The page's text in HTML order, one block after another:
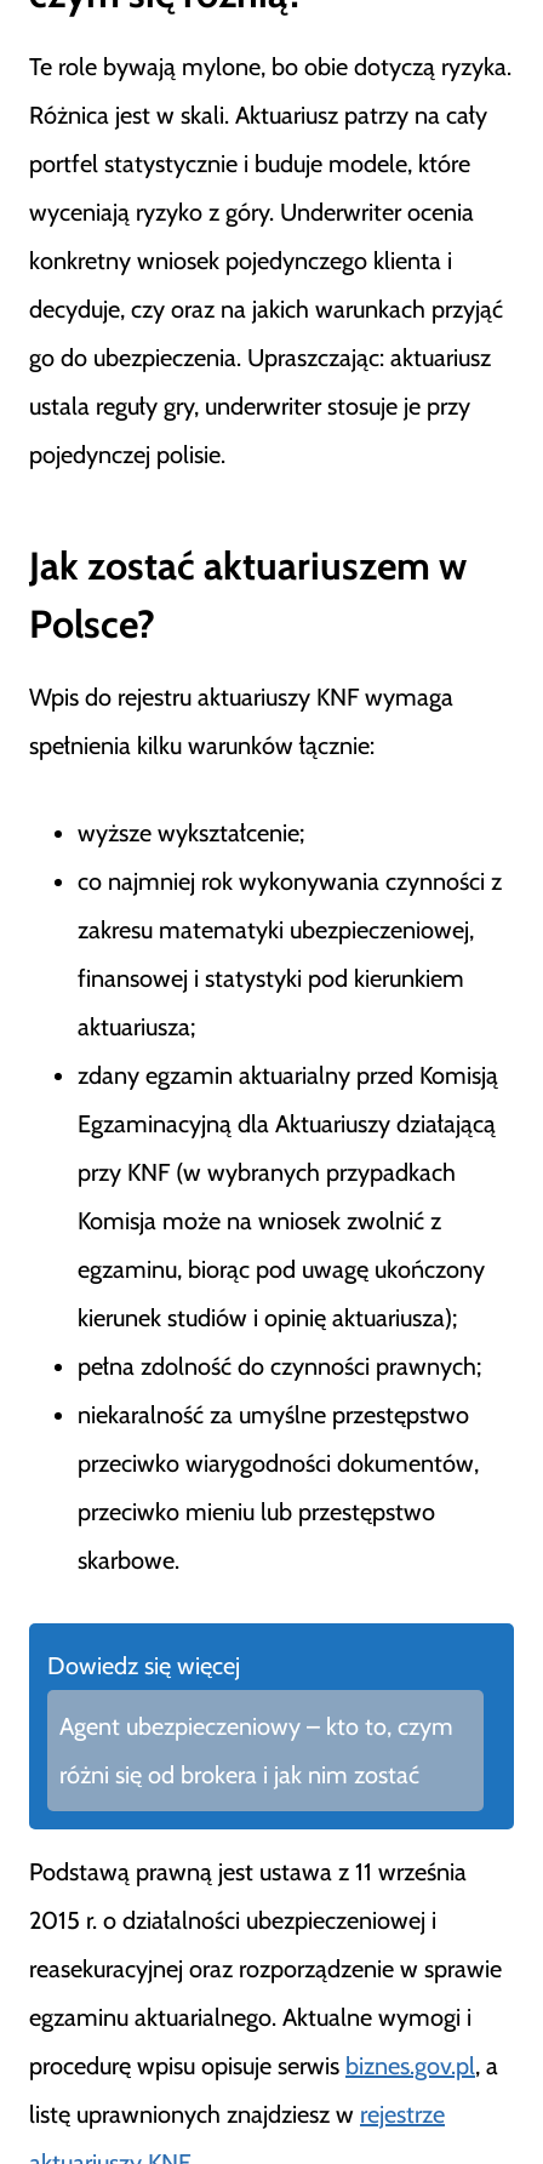
Te role bywają mylone, bo obie dotyczą ryzyka.
Różnica jest w skali. Aktuariusz patrzy na cały
portfel statystycznie i buduje modele, które
wyceniają ryzyko z góry. Underwriter ocenia
konkretny wniosek pojedynczego klienta i
decyduje, czy oraz na jakich warunkach przyjąć
go do ubezpieczenia. Upraszczając: aktuariusz
ustala reguły gry, underwriter stosuje je przy
pojedynczej polisie.
Jak zostać aktuariuszem w
Polsce?
Wpis do rejestru aktuariuszy KNF wymaga
spełnienia kilku warunków łącznie:
wyższe wykształcenie;
co najmniej rok wykonywania czynności z
zakresu matematyki ubezpieczeniowej,
finansowej i statystyki pod kierunkiem
aktuariusza;
zdany egzamin aktuarialny przed Komisją
Egzaminacyjną dla Aktuariuszy działającą
przy KNF (w wybranych przypadkach
Komisja może na wniosek zwolnić z
egzaminu, biorąc pod uwagę ukończony
kierunek studiów i opinię aktuariusza);
pełna zdolność do czynności prawnych;
niekaralność za umyślne przestępstwo
przeciwko wiarygodności dokumentów,
przeciwko mieniu lub przestępstwo
skarbowe.
Dowiedz się więcej
Agent ubezpieczeniowy – kto to, czym
różni się od brokera i jak nim zostać
Podstawą prawną jest ustawa z 11 września
2015 r. o działalności ubezpieczeniowej i
reasekuracyjnej oraz rozporządzenie w sprawie
egzaminu aktuarialnego. Aktualne wymogi i
procedurę wpisu opisuje serwis biznes.gov.pl, a
listę uprawnionych znajdziesz w rejestrze